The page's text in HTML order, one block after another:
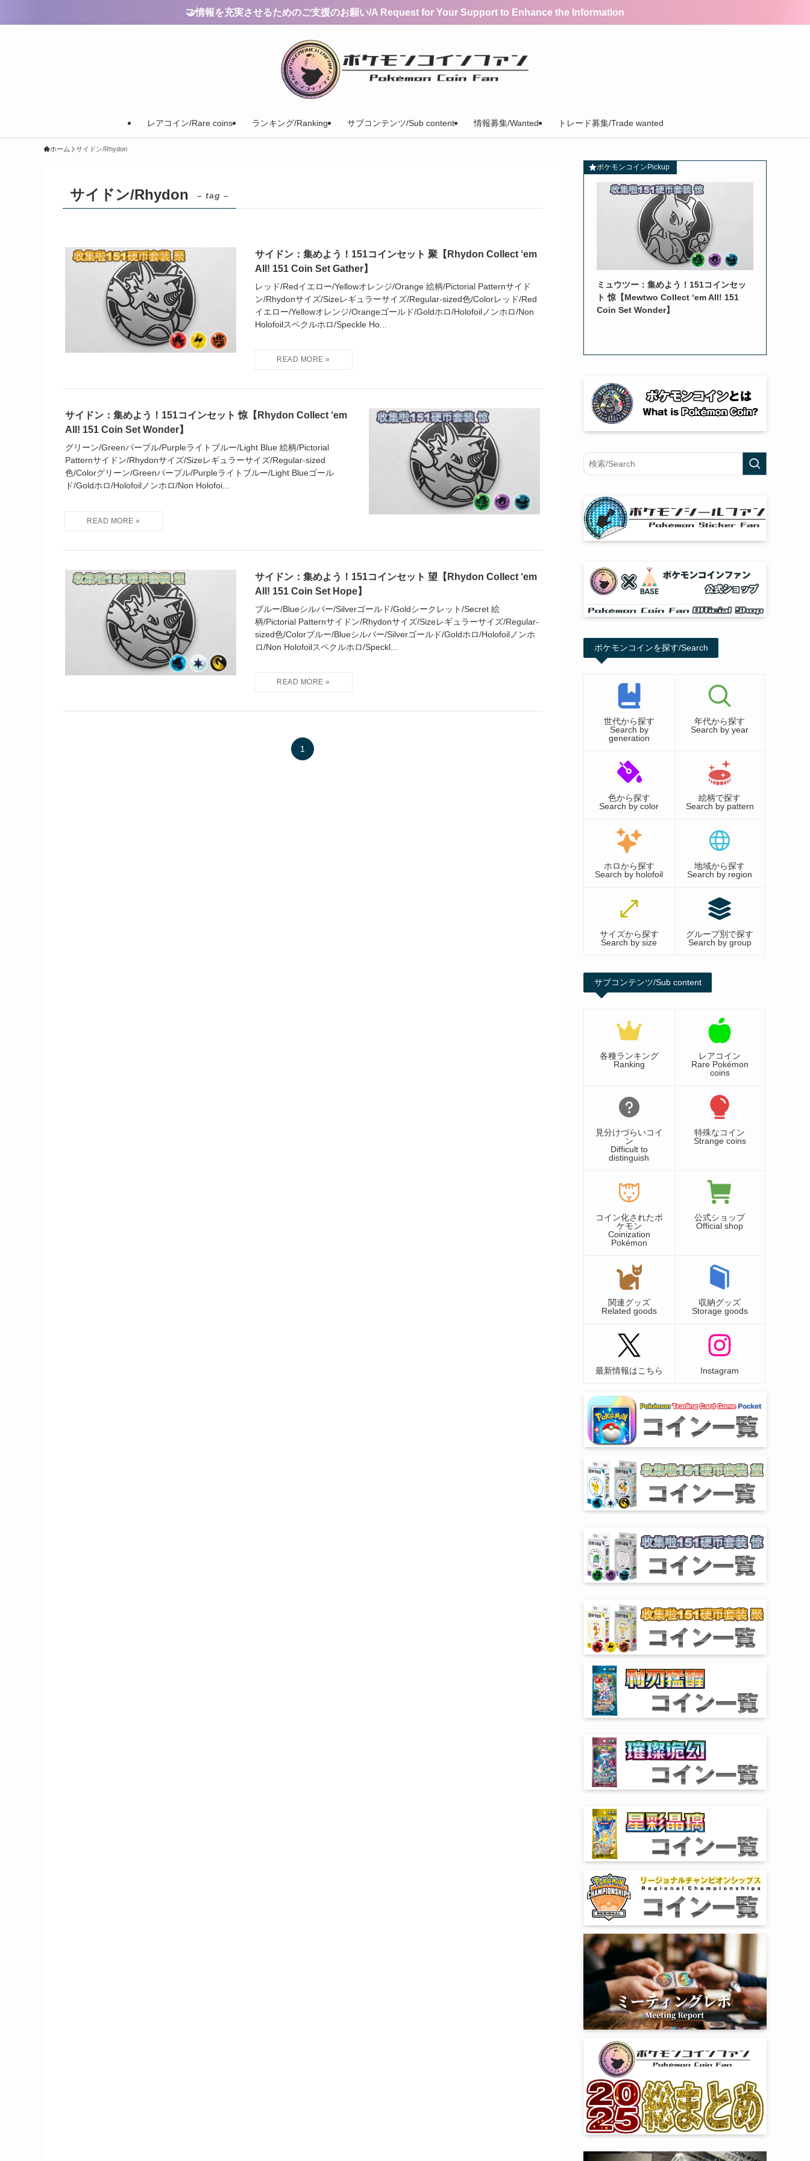
🤝情報を充実させるためのご支援のお願い/A Request for Your Support to Enhance the Information
レアコイン/Rare coins ランキング/Ranking サブコンテンツ/Sub content 情報募集/Wanted トレード募集/Trade wanted
ホーム サイドン/Rhydon
サイドン/Rhydon – tag –
サイドン：集めよう！151コインセット 聚【Rhydon Collect ‘em
All! 151 Coin Set Gather】
レッド/Redイエロー/Yellowオレンジ/Orange 絵柄/Pictorial Patternサイド
ン/Rhydonサイズ/Sizeレギュラーサイズ/Regular-sized色/Colorレッド/Red
イエロー/Yellowオレンジ/Orangeゴールド/Goldホロ/Holofoilノンホロ/Non
Holofoilスペクルホロ/Speckle Ho...
サイドン：集めよう！151コインセット 惊【Rhydon Collect ‘em
All! 151 Coin Set Wonder】
グリーン/Greenパープル/Purpleライトブルー/Light Blue 絵柄/Pictorial
Patternサイドン/Rhydonサイズ/Sizeレギュラーサイズ/Regular-sized
色/Colorグリーン/Greenパープル/Purpleライトブルー/Light Blueゴール
ド/Goldホロ/Holofoilノンホロ/Non Holofoi...
サイドン：集めよう！151コインセット 望【Rhydon Collect ‘em
All! 151 Coin Set Hope】
ブルー/Blueシルバー/Silverゴールド/Goldシークレット/Secret 絵
柄/Pictorial Patternサイドン/Rhydonサイズ/Sizeレギュラーサイズ/Regular-
sized色/Colorブルー/Blueシルバー/Silverゴールド/Goldホロ/Holofoilノンホ
ロ/Non Holofoilスペクルホロ/Speckl...
1
ポケモンコインPickup
ミュウツー：集めよう！151コインセッ
ト 惊【Mewtwo Collect ‘em All! 151
Coin Set Wonder】
ポケモンコインを探す/Search
世代から探す
Search by
generation
年代から探す
Search by year
色から探す
Search by color
絵柄で探す
Search by pattern
ホロから探す
Search by holofoil
地域から探す
Search by region
サイズから探す
Search by size
グループ別で探す
Search by group
サブコンテンツ/Sub content
各種ランキング
Ranking
レアコイン
Rare Pokémon
coins
見分けづらいコイ
ン
Difficult to
distinguish
特殊なコイン
Strange coins
コイン化されたポ
ケモン
Coinization
Pokémon
公式ショップ
Official shop
関連グッズ
Related goods
収納グッズ
Storage goods
最新情報はこちら Instagram